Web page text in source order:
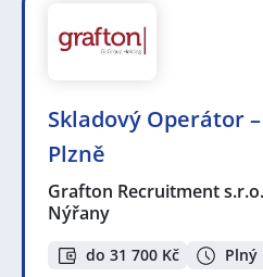
Skladový Operátor
Plzně
Grafton Recruitment s.r.o.
Nýřany
do 31 700 Kč Plný